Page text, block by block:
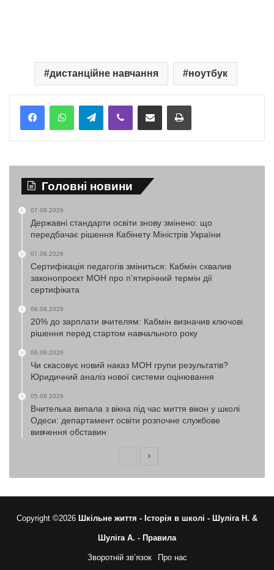
дистанційне навчання ноутбук
TelegramViber Надіслати електронною поштоюНадрукувати
Головні новини
07.08.2026
Державні стандарти освіти знову змінено: що
передбачає рішення Кабінету Міністрів України
07.08.2026
Сертифікація педагогів зміниться: Кабмін схвалив
законопроєкт МОН про п’ятирічний термін дії
сертифіката
06.08.2026
20% до зарплати вчителям: Кабмін визначив ключові
рішення перед стартом навчального року
06.08.2026
Чи скасовує новий наказ МОН групи результатів?
Юридичний аналіз нової системи оцінювання
05.08.2026
Вчителька випала з вікна під час миття вікон у школі
Одеси: департамент освіти розпочне службове
вивчення обставин
ПопередняНаступна
Copyright ©2026 Шкільне життя - Історія в школі - Шуліга Н. &
Шуліга А. - Правила
Зворотній зв’язок Про нас